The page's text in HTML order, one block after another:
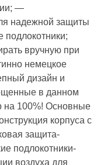
—
надежной защиты
вручную при
немецкое
дизайн и
в данном
на 100%! Основные
корпуса с
защита-
подлокотники-
воздуха для